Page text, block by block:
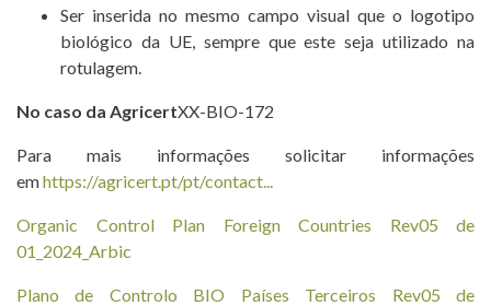
Ser inserida no mesmo campo visual que o logotipo
biológico da UE, sempre que este seja utilizado na
rotulagem.
No caso da AgricertXX-BIO-172
Para mais informações solicitar informações
emhttps://agricert.pt/pt/contact...
Organic Control Plan Foreign Countries Rev05 de
01_2024_Arbic
Plano de Controlo BIO Países Terceiros Rev05 de